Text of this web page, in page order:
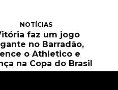
NOTÍCIAS
faz um jogo
no Barradão,
o Athletico e
na Copa do Brasil